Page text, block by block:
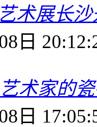
术展长
日
术家的
日